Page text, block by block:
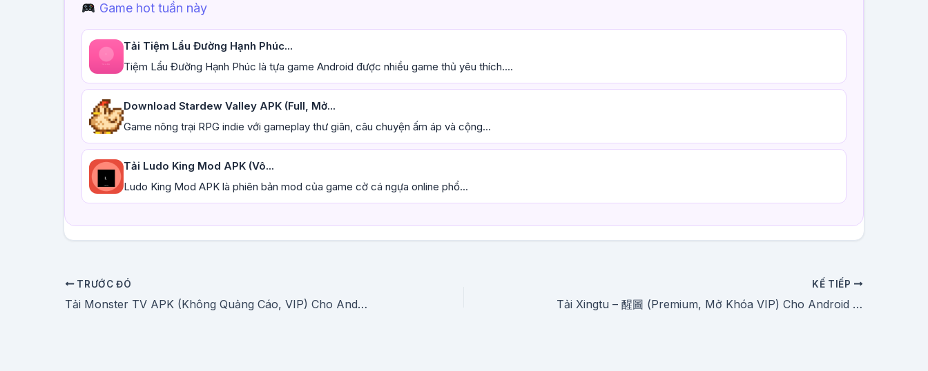
Game hot tuần này
Tải Tiệm Lẩu Đường Hạnh Phúc...
Tiệm Lẩu Đường Hạnh Phúc là tựa game Android được nhiều game thủ yêu thích....
Download Stardew Valley APK (Full, Mở...
Game nông trại RPG indie với gameplay thư giãn, câu chuyện ấm áp và cộng...
Tải Ludo King Mod APK (Vô...
Ludo King Mod APK là phiên bản mod của game cờ cá ngựa online phổ...
TRƯỚC ĐÓ
Tải Monster TV APK (Không Quảng Cáo, VIP) Cho Android Mới Nhất 2026
KẾ TIẾP
Tải Xingtu – 醒圖 (Premium, Mở Khóa VIP) Cho Android Miễn Phí